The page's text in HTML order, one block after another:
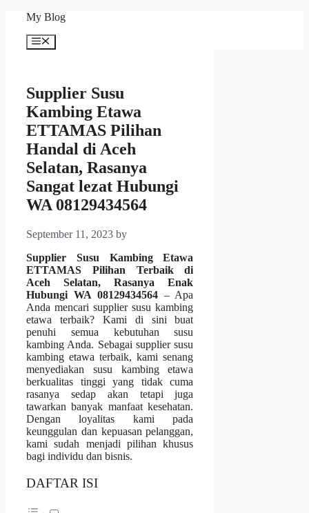
content
My Blog
Menu
Supplier Susu
Kambing Etawa
ETTAMAS Pilihan
Handal di Aceh
Selatan, Rasanya
Sangat lezat Hubungi
WA 08129434564
September 11, 2023 by
Supplier Susu Kambing Etawa
ETTAMAS Pilihan Terbaik di
Aceh Selatan, Rasanya Enak
Hubungi WA 08129434564– Apa
Anda mencari supplier susu kambing
etawa terbaik? Kami di sini buat
penuhi semua kebutuhan susu
kambing Anda. Sebagai supplier susu
kambing etawa terbaik, kami senang
menyediakan susu kambing etawa
berkualitas tinggi yang tidak cuma
rasanya sedap akan tetapi juga
tawarkan banyak manfaat kesehatan.
Dengan loyalitas kami pada
keunggulan dan kepuasan pelanggan,
kami sudah menjadi pilihan khusus
bagi individu dan bisnis.
DAFTAR ISI